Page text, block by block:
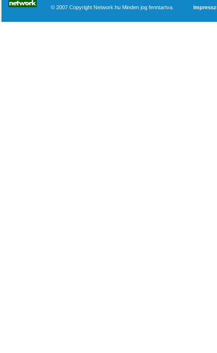
© 2007 Copyright Network.hu Minden jog fenntartva.